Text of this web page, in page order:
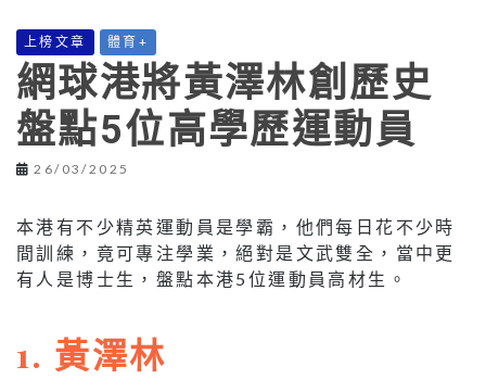
上榜文章 體育+
網球港將黃澤林創歷史
盤點5位高學歷運動員
26/03/2025
本港有不少精英運動員是學霸，他們每日花不少時
間訓練，竟可專注學業，絕對是文武雙全，當中更
有人是博士生，盤點本港5位運動員高材生。
1. 黃澤林